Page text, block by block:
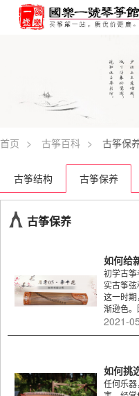
首页 > 古筝百科 > 古筝保
古筝结构 古筝保养
古筝保养
如何给
初学古
实古筝
这一时
渐逊色
2021-
如何挑
任何乐